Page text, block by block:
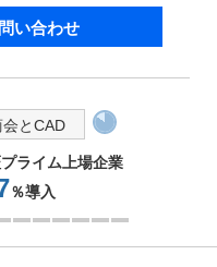
い合わせ
とCAD
ライム上場企業
％導入